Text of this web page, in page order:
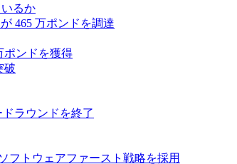
るか
465 万ポンドを調達
ポンドを獲得
破
ラウンドを終了
フトウェアファースト戦略を採用